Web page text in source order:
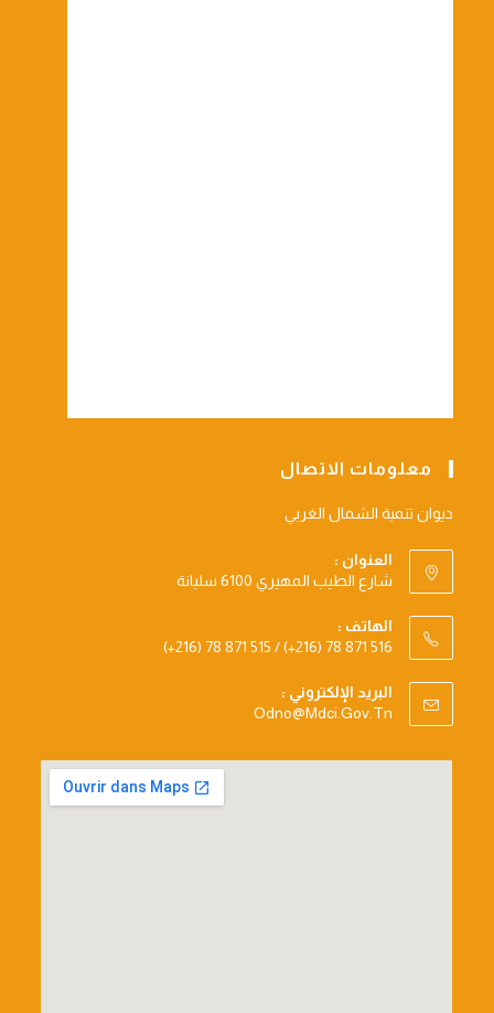
معلومات الاتصال
ديوان تنمية الشمال الغربي
العنوان :
شارع الطيب المهيري 6100 سليانة
الهاتف :
(+216) 78 871 515 / (+216) 78 871 516
البريد الإلكتروني :
Odno@mdci.gov.tn
Opens
Application